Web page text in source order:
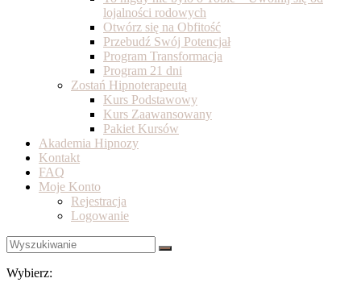
lojalności rodowych
Otwórz się na Obfitość
Przebudź Swój Potencjał
Program Transformacja
Program 21 dni
Zostań Hipnoterapeutą
Kurs Podstawowy
Kurs Zaawansowany
Pakiet Kursów
Akademia Hipnozy
Kontakt
FAQ
Moje Konto
Rejestracja
Logowanie
Wybierz: